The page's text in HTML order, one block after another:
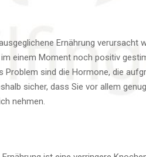
Ernährung verursacht
einem Moment noch positiv
Problem sind die Hormone, die
sicher, dass Sie vor allem
nehmen.